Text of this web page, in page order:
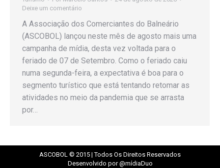
Deixe um comentário
A Associação dos Comerciantes do Balneário
(ASCOBOL) lançou neste mês de agosto mais uma
campanha de mídia, desta vez voltada para o
feriado de 07 de Setembro. Como o feriado caiu
numa segunda-feira, a expectativa é boa para o
segmento turístico que está tentando retomar as
atividades no meio da pandemia que se arrasta
por…
ASCOBOL © 2015 | Todos Os Direitos Reservados
Desenvolvido por @mídiaDuo